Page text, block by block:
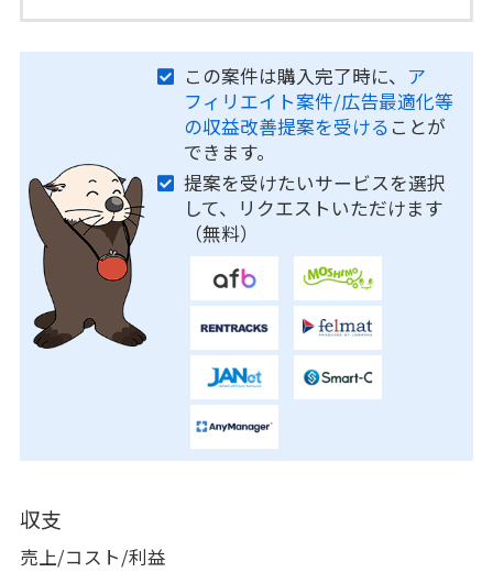
この案件は購入完了時に、 ア
フィリエイト案件/広告最適化等
の収益改善提案を受ける ことが
できます。
提案を受けたいサービスを選択
して、リクエストいただけます
（無料）
収支
売上/コスト/利益